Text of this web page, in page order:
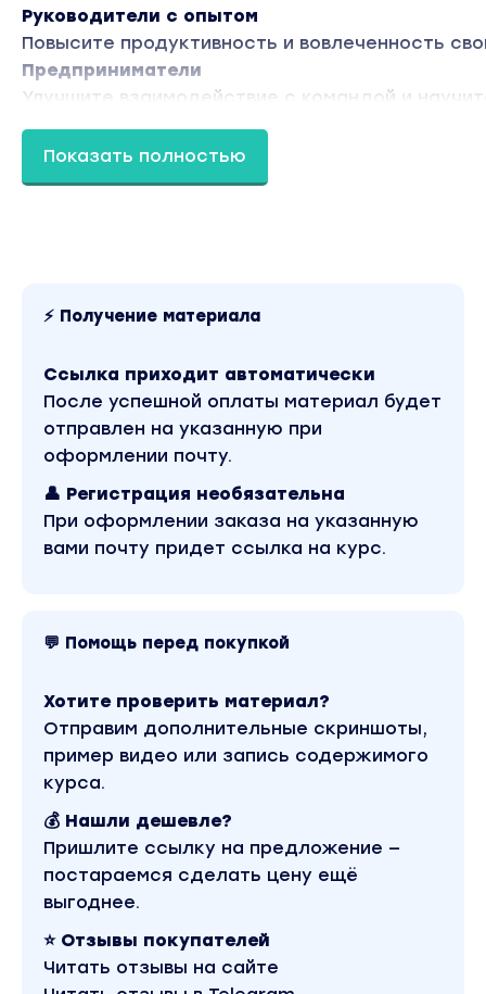
Руководители с опытом
Повысите продуктивность и вовлеченность
Предприниматели
Улучшите взаимодействие с командой и
на важном
Договариваться со сложными собеседниками
Принимать решения в условиях
Управлять дистанционными командами и
Программа обучения:
Программа курса
Эмоциональный интеллект
– Как развивать свой эмоциональный интеллект
– Как управлять с помощью эмоционального
– Как эмоциональный интеллект помогает в
– Как сделать так, чтобы эмоции работали на
– Как развить эмоциональную устойчивость
– Как организовать работу так, чтобы
Показать полностью
⚡ Получение материала
Ссылка приходит автоматически
После успешной оплаты материал будет
отправлен на указанную при
оформлении почту.
👤 Регистрация необязательна
При оформлении заказа на указанную
вами почту придет ссылка на курс.
💬 Помощь перед покупкой
Хотите проверить материал?
Отправим дополнительные скриншоты,
пример видео или запись содержимого
курса.
💰 Нашли дешевле?
Пришлите ссылку на предложение —
постараемся сделать цену ещё
выгоднее.
⭐ Отзывы покупателей
Читать отзывы на сайте